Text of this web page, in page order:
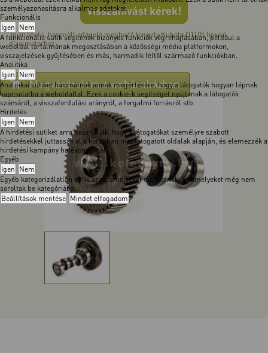
személyazonosításra alkalmas adatokat.
Funkcionális
Igen Nem
A funkcionális sütik segítenek bizonyos funkciók végrehajtásában, például a
weboldal tartalmának megosztásában a közösségi média platformokon,
visszajelzések gyűjtésében és más, harmadik féltől származó funkciókban.
Analitika
Igen Nem
Analitikai sütiket használnak annak megértésére, hogy a látogatók hogyan lépnek
kapcsolatba a weboldallal. Ezek a cookie-k segítséget nyújtanak a látogatók
számáról, a visszafordulási arányról, a forgalmi forrásról stb.
Hirdetés
Igen Nem
A hirdetési sütiket arra használják, hogy a látogatókat személyre szabott
hirdetésekkel juttassák el a korábban meglátogatott oldalak alapján, és elemezzék a
hirdetési kampány hatékonyságát.
Egyéb
Igen Nem
Egyéb kategorizálatlan sütik azok, amelyeket elemeznek, és amelyeket még nem
soroltak be kategóriába.
Beállítások mentése Mindet elfogadom
Visszahívást kérek!
Jó állapotú, használt adagoló meghajtó tengely Kubota D1105 tipusú
dízelmotorhoz.
Megvásárolom a webáruházban